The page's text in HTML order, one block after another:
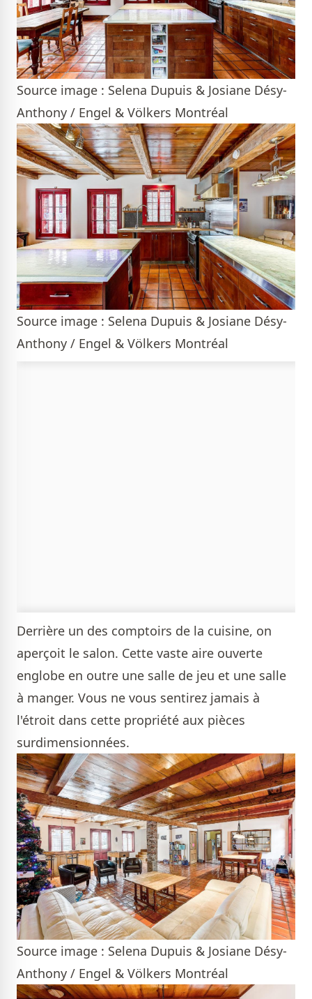
Source image : Selena Dupuis & Josiane Désy-
Anthony / Engel & Völkers Montréal
Source image : Selena Dupuis & Josiane Désy-
Anthony / Engel & Völkers Montréal
Derrière un des comptoirs de la cuisine, on
aperçoit le salon. Cette vaste aire ouverte
englobe en outre une salle de jeu et une salle
à manger. Vous ne vous sentirez jamais à
l'étroit dans cette propriété aux pièces
surdimensionnées.
Source image : Selena Dupuis & Josiane Désy-
Anthony / Engel & Völkers Montréal